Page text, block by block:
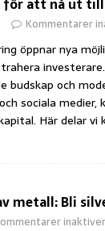
Kommentarer
öppnar nya
budskap och
sociala
Här delar vi
metall: Bli